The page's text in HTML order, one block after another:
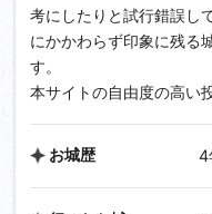
考にしたりと試行錯誤し
にかかわらず印象に残る
す。
本サイトの自由度の高い
お城歴 4